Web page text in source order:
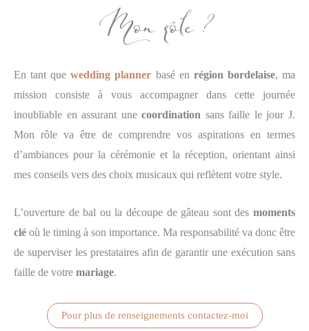
Mon rôle ?
En tant que wedding planner basé en région bordelaise, ma
mission consiste à vous accompagner dans cette journée
inoubliable en assurant unecoordination sans faille le jour J.
Mon rôle va être de comprendre vos aspirations en termes
d’ambiances pour la cérémonie et la réception, orientant ainsi
mes conseils vers des choix musicaux qui reflètent votre style.
L’ouverture de bal ou la découpe de gâteau sont des moments
clé où le timing à son importance. Ma responsabilité va donc être
de superviser les prestataires afin de garantir une exécution sans
faille de votre mariage.
Pour plus de renseignements contactez-moi